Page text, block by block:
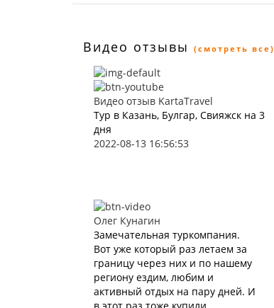
Видео отзывы (смотреть все)
Видео отзыв KartaTravel
Тур в Казань, Булгар, Свияжск на 3
дня
2022-08-13 16:56:53
Олег Кунагин
Замечательная туркомпания.
Вот уже который раз летаем за
границу через них и по нашему
региону ездим, любим и
активный отдых на пару дней. И